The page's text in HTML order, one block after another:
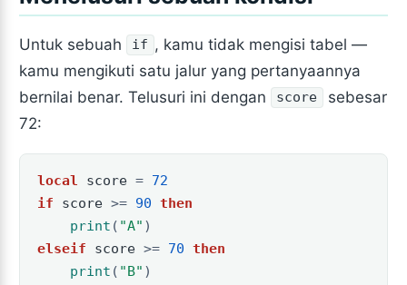
Untuk sebuah if , kamu tidak mengisi tabel —
kamu mengikuti satu jalur yang pertanyaannya
bernilai benar. Telusuri ini dengan
score
sebesar
72:
local score = 72
if
score >= 90 then
print ( "A" )
elseif
score >= 70 then
print ( "B" )